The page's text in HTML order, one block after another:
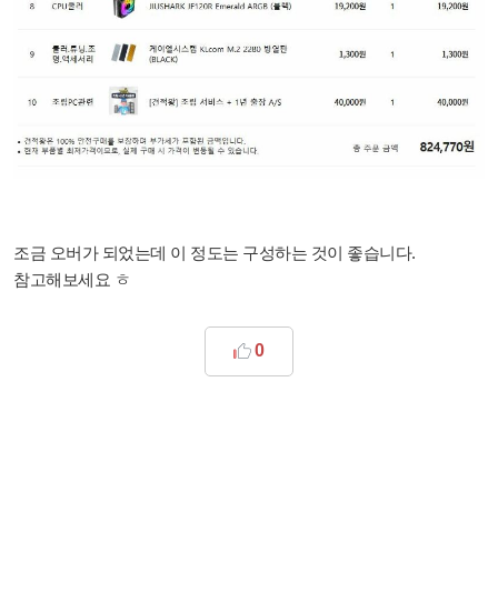
조금 오버가 되었는데 이 정도는 구성하는 것이 좋습니다.
참고해보세요 ㅎ
0